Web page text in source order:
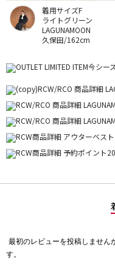
着用サイズF
ライトグリーン
LAGUNAMOON
久保田/162cm
価
最初のレビューを投稿しません
す。